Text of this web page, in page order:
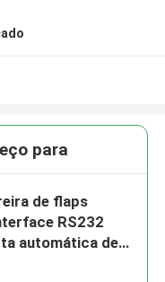
para
de flaps
RS232
automática de